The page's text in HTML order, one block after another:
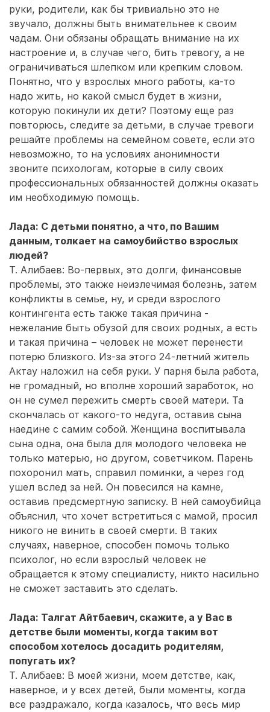
руки, родители, как бы тривиально это не
звучало, должны быть внимательнее к своим
чадам. Они обязаны обращать внимание на их
настроение и, в случае чего, бить тревогу, а не
ограничиваться шлепком или крепким словом.
Понятно, что у взрослых много работы, ка-то
надо жить, но какой смысл будет в жизни,
которую покинули их дети? Поэтому еще раз
повторюсь, следите за детьми, в случае тревоги
решайте проблемы на семейном совете, если это
невозможно, то на условиях анонимности
звоните психологам, которые в силу своих
профессиональных обязанностей должны оказать
им необходимую помощь.
Лада: С детьми понятно, а что, по Вашим
данным, толкает на самоубийство взрослых
людей?
Т. Алибаев: Во-первых, это долги, финансовые
проблемы, это также неизлечимая болезнь, затем
конфликты в семье, ну, и среди взрослого
контингента есть также такая причина -
нежелание быть обузой для своих родных, а есть
и такая причина – человек не может перенести
потерю близкого. Из-за этого 24-летний житель
Актау наложил на себя руки. У парня была работа,
не громадный, но вполне хороший заработок, но
он не сумел пережить смерть своей матери. Та
скончалась от какого-то недуга, оставив сына
наедине с самим собой. Женщина воспитывала
сына одна, она была для молодого человека не
только матерью, но другом, советчиком. Парень
похоронил мать, справил поминки, а через год
ушел вслед за ней. Он повесился на камне,
оставив предсмертную записку. В ней самоубийца
объяснил, что хочет встретиться с мамой, просил
никого не винить в своей смерти. В таких
случаях, наверное, способен помочь только
психолог, но если взрослый человек не
обращается к этому специалисту, никто насильно
не сможет заставить это сделать.
Лада: Талгат Айтбаевич, скажите, а у Вас в
детстве были моменты, когда таким вот
способом хотелось досадить родителям,
попугать их?
Т. Алибаев: В моей жизни, моем детстве, как,
наверное, и у всех детей, были моменты, когда
все раздражало, когда казалось, что весь мир